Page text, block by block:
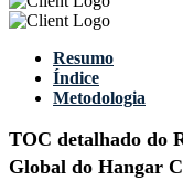
Resumo
Índice
Metodologia
TOC detalhado do
Global do Hangar